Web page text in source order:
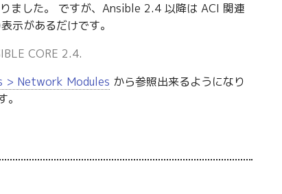
ました。 ですが、Ansible 2.4 以降は ACI 関連
示があるだけです。
CORE 2.4.
> Network Modules から参照出来るようになり